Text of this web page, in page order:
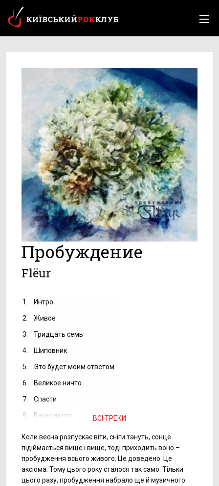
Пробуждение
Flёur
1. Интро
2. Живое
3. Тридцать семь
4. Шиповник
5. Это будет моим ответом
6. Великое ничто
7. Спасти
8. Вальсаутро ВСІ ТРЕКИ
Коли весна розпускає віти, сніги тануть, сонце
підіймається вище і вище, тоді приходить воно –
пробудження всього живого. Це доведено. Це
аксіома. Тому цього року сталося так само. Тільки
цього разу, пробудження набрало ще й музичного